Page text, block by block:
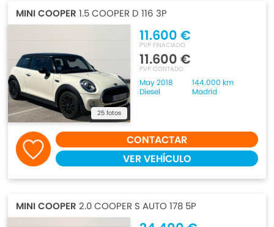
MINI COOPER 1.5 COOPER D 116 3P
25 fotos
11.600 €
PVP FINACIADO
11.600 €
PVP CONTADO
May 2018
144.000 km
Diesel
Madrid
CONTACTAR
VER VEHÍCULO
MINI COOPER 2.0 COOPER S AUTO 178 5P